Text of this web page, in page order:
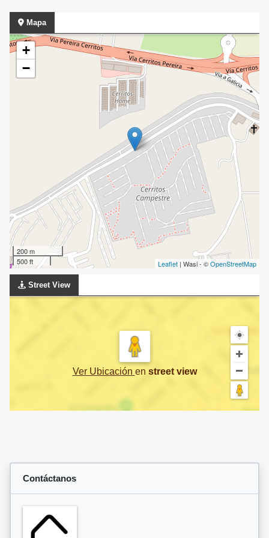
Mapa
+
−
200 m
500 ft
Leaflet | Wasi - ©OpenStreetMap
Street View
Ver Ubicación en street view
Contáctanos